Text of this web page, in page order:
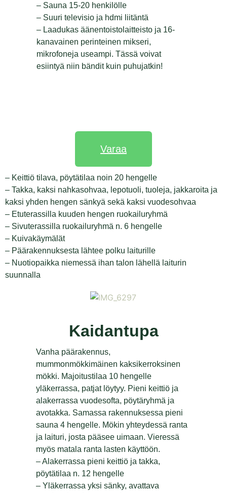
– Sauna 15-20 henkilölle
– Suuri televisio ja hdmi liitäntä
– Laadukas äänentoistolaitteisto ja 16-
kanavainen perinteinen mikseri,
mikrofoneja useampi. Tässä voivat
esiintyä niin bändit kuin puhujatkin!
Varaa
– Keittiö tilava, pöytätilaa noin 20 hengelle
– Takka, kaksi nahkasohvaa, lepotuoli, tuoleja, jakkaroita ja
kaksi yhden hengen sänkyä sekä kaksi vuodesohvaa
– Etuterassilla kuuden hengen ruokailuryhmä
– Sivuterassilla ruokailuryhmä n. 6 hengelle
– Kuivakäymälät
– Päärakennuksesta lähtee polku laiturille
– Nuotiopaikka niemessä ihan talon lähellä laiturin
suunnalla
Kaidantupa
Vanha päärakennus,
mummonmökkimäinen kaksikerroksinen
mökki. Majoitustilaa 10 hengelle
yläkerrassa, patjat löytyy. Pieni keittiö ja
alakerrassa vuodesofta, pöytäryhmä ja
avotakka. Samassa rakennuksessa pieni
sauna 4 hengelle. Mökin yhteydessä ranta
ja laituri, josta pääsee uimaan. Vieressä
myös matala ranta lasten käyttöön.
– Alakerrassa pieni keittiö ja takka,
pöytätilaa n. 12 hengelle
– Yläkerrassa yksi sänky, avattava